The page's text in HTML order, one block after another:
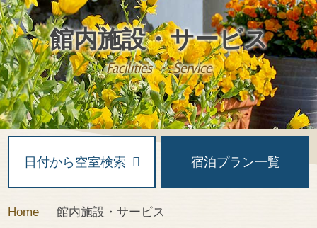
館内施設・サービス
Facilities ・ Service
日付から空室検索 宿泊プラン一覧
Home 館内施設・サービス